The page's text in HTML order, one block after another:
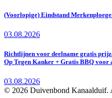
(Voorlopige) Eindstand
03.08.2026
Richtlijnen voor deelname gratis
Op Tegen Kanker + Gratis BBQ voor
03.08.2026
© 2026 Duivenbond Kanaalduif.